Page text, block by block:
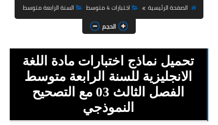
السنة الثانية ابتدائي
السنة الثالثة ابتدائي
السنة الرابعة ابتدائي
السنة الخامسة ابتدائي
شهادة التعليم الابتدائي
تزيين القسم
الصفحة الرئيسية
اختبارات 4 متوسط
السنة الرابعة متوسط
الحجم
تحميل نماذج اختبارات مادة اللغة
الانجليزية للسنة الرابعة متوسط
الفصل الثالث 03 مع التصحيح
النموذجي